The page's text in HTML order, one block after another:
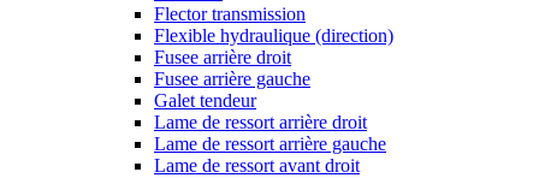
Flector transmission
Flexible hydraulique (direction)
Fusee arrière droit
Fusee arrière gauche
Galet tendeur
Lame de ressort arrière droit
Lame de ressort arrière gauche
Lame de ressort avant droit